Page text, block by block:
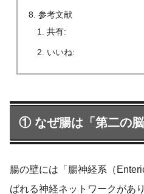
参考文献
共有:
いいね:
① なぜ腸は「第二の
腸の壁には「腸神経系（
ばれる神経ネットワークがあり